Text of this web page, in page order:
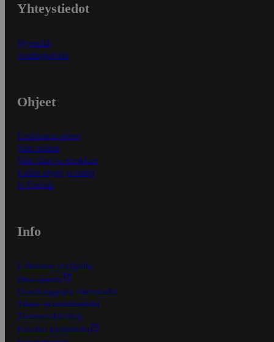
Yhteystiedot
Myymälät
Asiakaspalvelu
Ohjeet
Ensitilaajan ohjeet
Näin maksat
Näin tilaat ja muokkaat
Kaikki ohjeet ja vinkit
In English
Info
S-Business yrityksille
Oiva-raportit
Osuuskauppojen yhteystiedot
Tilaus- ja toimitusehdot
Tietosuojakäytäntö
Palvelun käyttöehdot